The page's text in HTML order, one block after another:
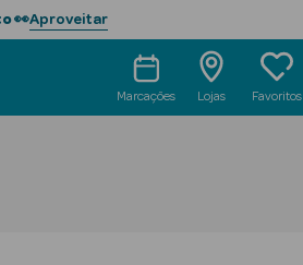
👀Aproveitar
Marcações Lojas Favoritos